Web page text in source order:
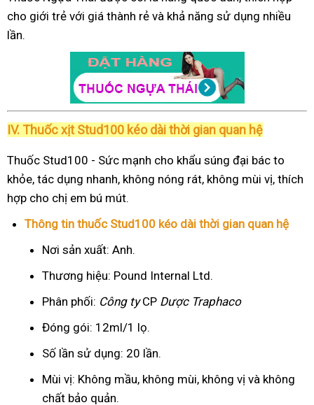
cho giới trẻ với giá thành rẻ và khả năng sử dụng nhiều
lần.
IV. Thuốc xịt Stud100 kéo dài thời gian quan hệ
Thuốc Stud100 - Sức mạnh cho khẩu súng đại bác to
khỏe, tác dụng nhanh, không nóng rát, không mùi vị, thích
hợp cho chị em bú mút.
Thông tin thuốc Stud100 kéo dài thời gian quan hệ
Nơi sản xuất: Anh.
Thương hiệu: Pound Internal Ltd.
Phân phối: Công tyCP Dược Traphaco
Đóng gói: 12ml/1 lọ.
Số lần sử dụng: 20 lần.
Mùi vị: Không mầu, không mùi, không vị và không
chất bảo quản.